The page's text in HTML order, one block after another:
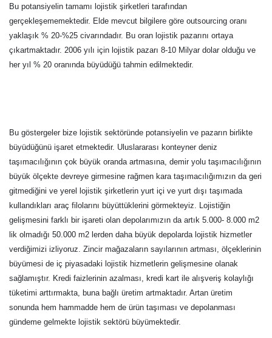
Bu potansiyelin tamamı lojistik şirketleri tarafından
gerçekleşememektedir. Elde mevcut bilgilere göre outsourcing oranı
yaklaşık % 20-%25 civarındadır. Bu oran lojistik pazarını ortaya
çıkartmaktadır. 2006 yılı için lojistik pazarı 8-10 Milyar dolar olduğu ve
her yıl % 20 oranında büyüdüğü tahmin edilmektedir.
Bu göstergeler bize lojistik sektöründe potansiyelin ve pazarın birlikte
büyüdüğünü işaret etmektedir. Uluslararası konteyner deniz
taşımacılığının çok büyük oranda artmasına, demir yolu taşımacılığının
büyük ölçekte devreye girmesine rağmen kara taşımacılığımızın da geri
gitmediğini ve yerel lojistik şirketlerin yurt içi ve yurt dışı taşımada
kullandıkları araç filolarını büyüttüklerini görmekteyiz. Lojistiğin
gelişmesini farklı bir işareti olan depolarımızın da artık 5.000- 8.000 m2
lik olmadığı 50.000 m2 lerden daha büyük depolarda lojistik hizmetler
verdiğimizi izliyoruz. Zincir mağazaların sayılarının artması, ölçeklerinin
büyümesi de iç piyasadaki lojistik hizmetlerin gelişmesine olanak
sağlamıştır. Kredi faizlerinin azalması, kredi kart ile alışveriş kolaylığı
tüketimi arttırmakta, buna bağlı üretim artmaktadır. Artan üretim
sonunda hem hammadde hem de ürün taşıması ve depolanması
gündeme gelmekte lojistik sektörü büyümektedir.